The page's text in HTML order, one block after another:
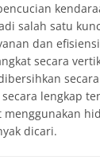
salah satu
dan
secara
lengkap
dicari.